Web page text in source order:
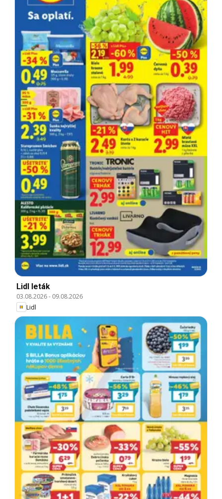
Lidl leták
03.08.2026- 09.08.2026
Lidl